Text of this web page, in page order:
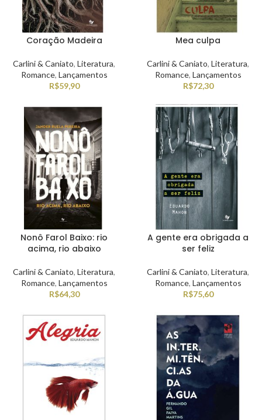
Coração Madeira
Carlini & Caniato, Literatura,
Romance, Lançamentos
R$59,90
Mea culpa
Carlini & Caniato, Literatura,
Romance, Lançamentos
R$72,30
Nonô Farol Baixo: rio
acima, rio abaixo
Carlini & Caniato, Literatura,
Romance, Lançamentos
R$64,30
A gente era obrigada a
ser feliz
Carlini & Caniato, Literatura,
Romance, Lançamentos
R$75,60